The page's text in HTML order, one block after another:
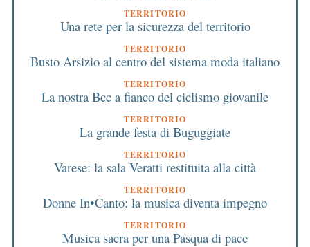
TERRITORIO
Una rete per la sicurezza del territorio
TERRITORIO
Busto Arsizio al centro del sistema moda italiano
TERRITORIO
La nostra Bcc a fianco del ciclismo giovanile
TERRITORIO
La grande festa di Buguggiate
TERRITORIO
Varese: la sala Veratti restituita alla città
TERRITORIO
Donne In•Canto: la musica diventa impegno
TERRITORIO
Musica sacra per una Pasqua di pace